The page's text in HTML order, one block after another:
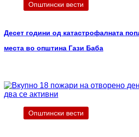
Општински вести
Десет години од катастрофалната
места во општина Гази Баба
Општински вести